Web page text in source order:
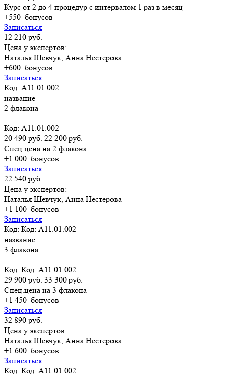
Курс от 2 до 4 процедур с интервалом 1 раз в месяц
+550 бонусов
Записаться
12 210 руб.
Цена у экспертов:
Наталья Шевчук, Анна Нестерова
+600 бонусов
Записаться
Код: A11.01.002
название
2 флакона
Код: A11.01.002
20 490 руб. 22 200 руб.
Спец.цена на 2 флакона
+1 000 бонусов
Записаться
22 540 руб.
Цена у экспертов:
Наталья Шевчук, Анна Нестерова
+1 100 бонусов
Записаться
Код: Код: A11.01.002
название
3 флакона
Код: Код: A11.01.002
29 900 руб. 33 300 руб.
Спец.цена на 3 флакона
+1 450 бонусов
Записаться
32 890 руб.
Цена у экспертов:
Наталья Шевчук, Анна Нестерова
+1 600 бонусов
Записаться
Код: Код: A11.01.002